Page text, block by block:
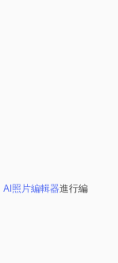
AI照片編輯器進行編